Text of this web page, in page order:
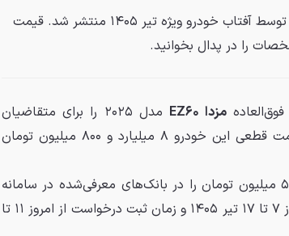
شرایط فروش مزدا EZ60 هیبریدی مدل ۲۰۲۵ توسط آفتاب خودرو ویژه تیر ۱۴۰۵ منتشر شد. قیمت
را در پدال بخوانید.
مزدا EZ۶۰
مدل ۲۰۲۵ را برای متقاضیان
سامانه اتونوین منتشر کرد. در این طرح، قیمت قطعی این خودرو ۸ میلیارد و ۸۰۰ میلیون تومان
متقاضیان باید برای ثبت درخواست، مبلغ ۵۰۰ میلیون تومان را در بانک‌های معرفی‌شده در سامانه
اتونوین مسدود کنند. مهلت بلوکه کردن وجه از ۷ تا ۱۷ تیر ۱۴۰۵ و زمان ثبت درخواست از امروز ۱۱ تا